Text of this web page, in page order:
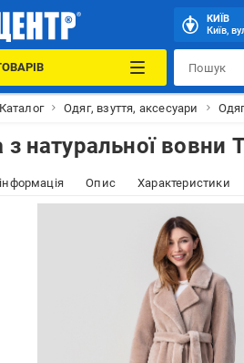
КИЇВ
Київ,
Каталог Одяг, взуття, аксесуари
натуральної
Опис Характеристики